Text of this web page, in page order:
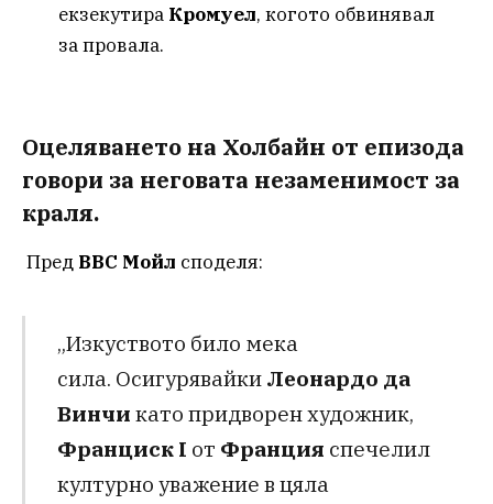
екзекутира Кромуел, когото обвинявал
за провала.
Оцеляването на Холбайн от епизода
говори за неговата незаменимост за
краля.
Пред BBC Мойл споделя:
„Изкуството било мека
сила. Осигурявайки Леонардо да
Винчи като придворен художник,
Франциск I от Франция спечелил
културно уважение в цяла